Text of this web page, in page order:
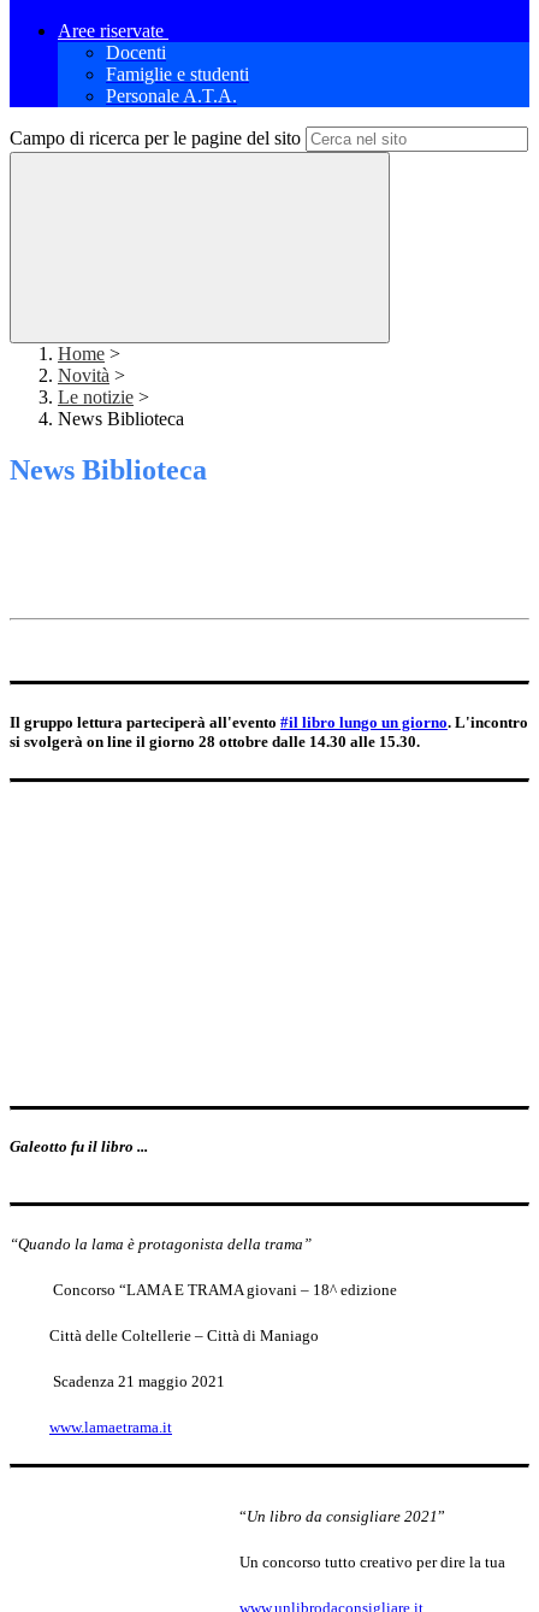
Aree riservate
Docenti
Famiglie e studenti
Personale A.T.A.
Campo di ricerca per le pagine del sito
Home >
Novità >
Le notizie >
News Biblioteca
News Biblioteca
Il gruppo lettura parteciperà all'evento #il libro lungo un giorno. L'incontro
si svolgerà on line il giorno 28 ottobre dalle 14.30 alle 15.30.
Galeotto fu il libro ...
“Quando la lama è protagonista della trama”
Concorso “LAMA E TRAMA giovani – 18^ edizione
Città delle Coltellerie – Città di Maniago
Scadenza 21 maggio 2021
www.lamaetrama.it
“Un libro da consigliare 2021”
Un concorso tutto creativo per dire la tua
www.unlibrodaconsigliare.it